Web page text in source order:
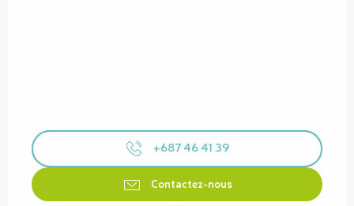
+687 46 41 39
Contactez-nous